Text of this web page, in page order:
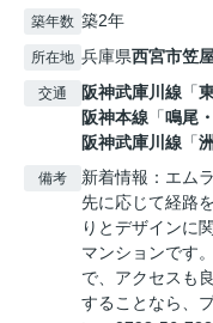
築年数 築2年
所在地 兵庫県西宮市笠
交通 阪神武庫川線 「
阪神本線 「鳴尾
阪神武庫川線 「
備考
新着情報：エム
先に応じて経路
りとデザインに
マンションです
で、アクセスも
することなら、